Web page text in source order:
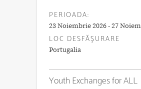
PERIOADA:
23 Noiembrie 2026 - 27
LOC DESFĂŞURARE
Portugalia
Youth Exchanges for ALL